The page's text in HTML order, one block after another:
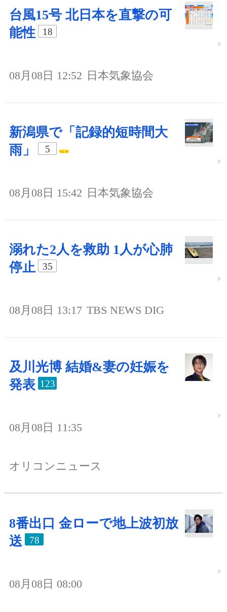
台風15号 北日本を直撃の可
能性
18
08月08日 12:52 日本気象協会
新潟県で「記録的短時間大
雨」
5
08月08日 15:42 日本気象協会
溺れた2人を救助 1人が心肺
停止
35
08月08日 13:17 TBS NEWS DIG
及川光博 結婚&妻の妊娠を
発表 123
08月08日 11:35
オリコンニュース
8番出口 金ローで地上波初放
送
78
08月08日 08:00